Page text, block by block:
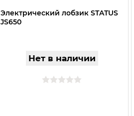
Электрический лобзик STATUS
JS650
Нет в наличии